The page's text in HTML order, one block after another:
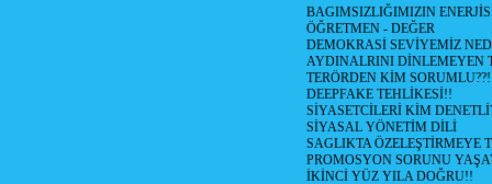
BAGIMSIZLIĞIMIZIN
ÖĞRETMEN - DEĞER
DEMOKRASİ SEVİYEMİZ
AYDINALRINI DİNLEMEYEN
TERÖRDEN KİM
DEEPFAKE TEHLİKESİ!!
SİYASETCİLERİ KİM
SİYASAL YÖNETİM DİLİ
SAGLIKTA ÖZELEŞTİRMEYE
PROMOSYON SORUNU
İKİNCİ YÜZ YILA DOĞRU!!